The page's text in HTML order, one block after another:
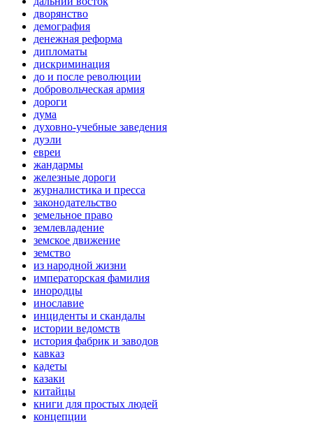
дворянство
демография
денежная реформа
дипломаты
дискриминация
до и после революции
добровольческая армия
дороги
дума
духовно-учебные заведения
дуэли
евреи
жандармы
железные дороги
журналистика и пресса
законодательство
земельное право
землевладение
земское движение
земство
из народной жизни
императорская фамилия
инородцы
инославие
инциденты и скандалы
истории ведомств
история фабрик и заводов
кавказ
кадеты
казаки
китайцы
книги для простых людей
концепции